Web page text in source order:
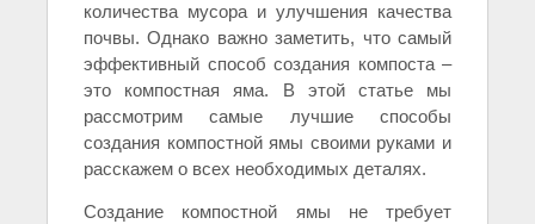
количества мусора и улучшения качества
почвы. Однако важно заметить, что самый
эффективный способ создания компоста –
это компостная яма. В этой статье мы
рассмотрим самые лучшие способы
создания компостной ямы своими руками и
расскажем о всех необходимых деталях.
Создание компостной ямы не требует